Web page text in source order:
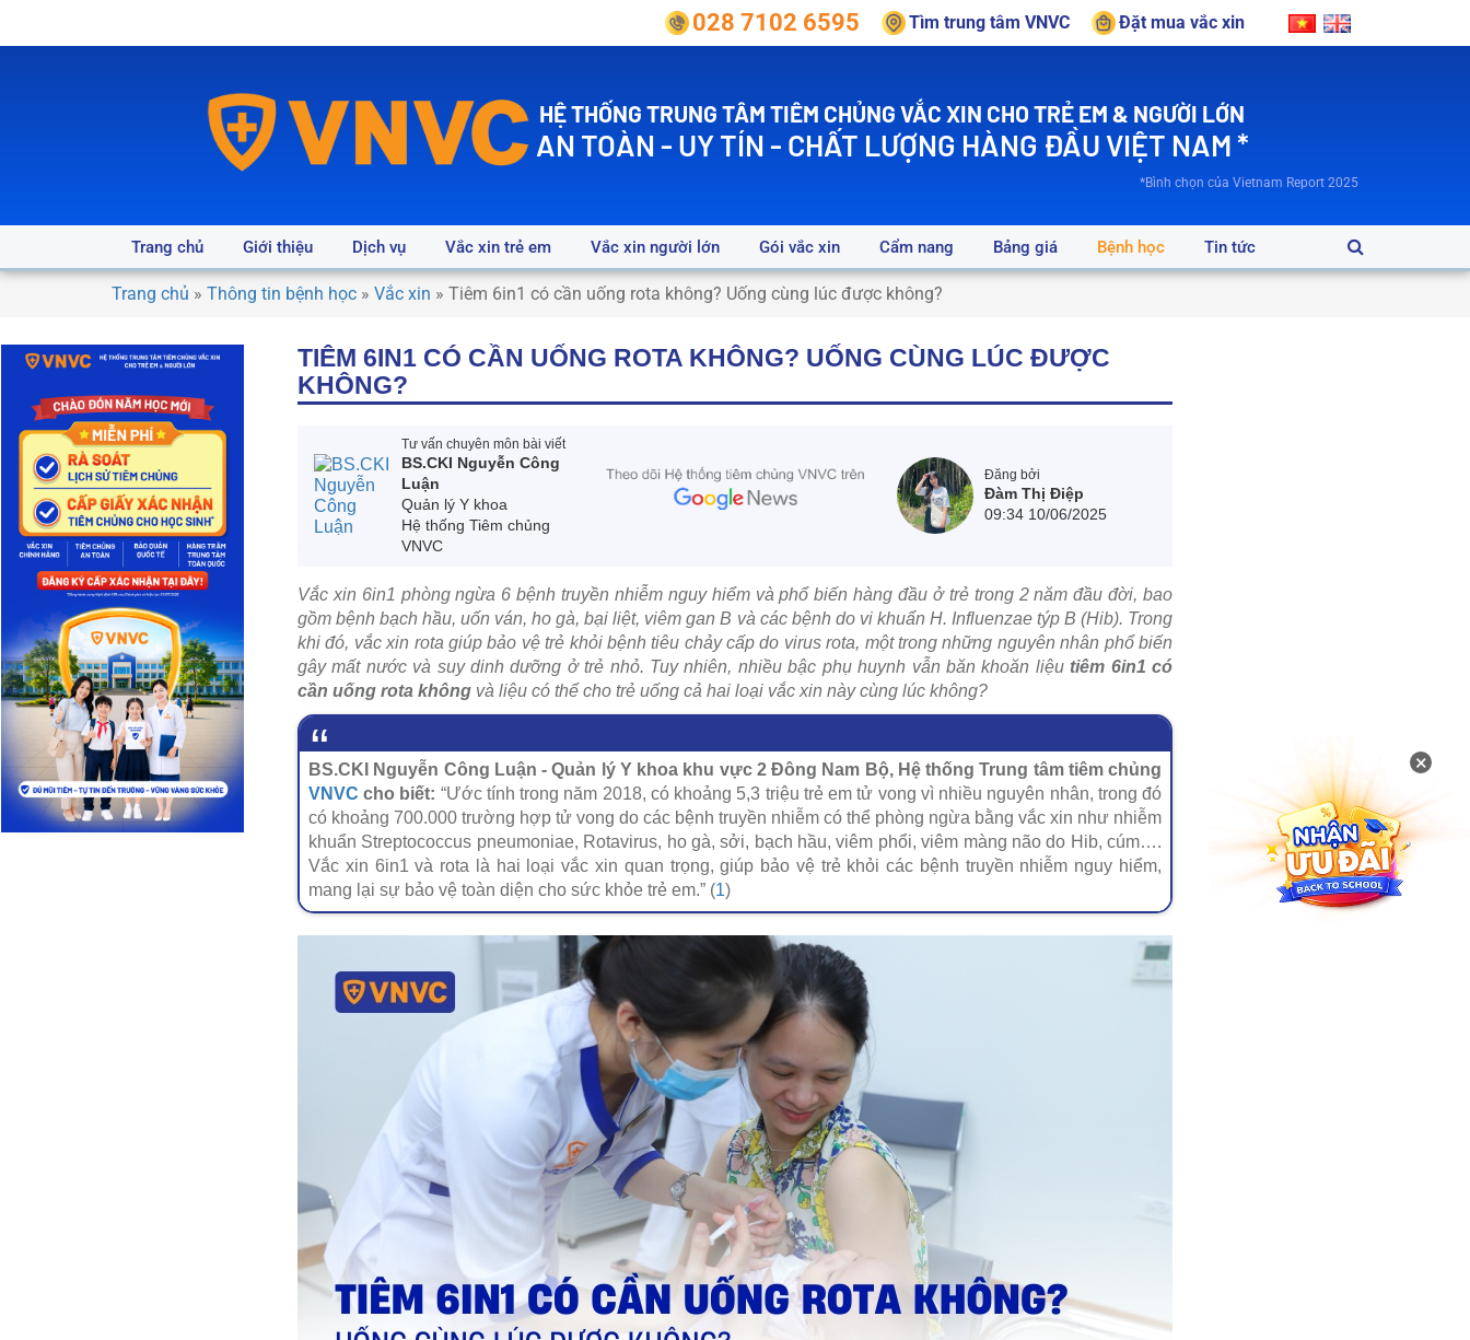
028 7102 6595 Tìm trung tâm VNVC Đặt mua vắc xin
HỆ THỐNG TRUNG TÂM TIÊM CHỦNG VẮC XIN CHO TRẺ EM & NGƯỜI LỚN
AN TOÀN - UY TÍN - CHẤT LƯỢNG HÀNG ĐẦU VIỆT NAM *
*Bình chọn của Vietnam Report 2025
Trang chủ Giới thiệu Dịch vụ Vắc xin trẻ em Vắc xin người lớn Gói vắc xin Cẩm nang Bảng giá Bệnh học Tin tức
Trang chủ » Thông tin bệnh học » Vắc xin » Tiêm 6in1 có cần uống rota không? Uống cùng lúc được không?
TIÊM 6IN1 CÓ CẦN UỐNG ROTA KHÔNG? UỐNG CÙNG LÚC ĐƯỢC
KHÔNG?
Tư vấn chuyên môn bài viết
BS.CKI Nguyễn Công
Luận
Quản lý Y khoa
Hệ thống Tiêm chủng
VNVC
Đăng bởi
Đàm Thị Điệp
09:34 10/06/2025
Vắc xin 6in1 phòng ngừa 6 bệnh truyền nhiễm nguy hiểm và phổ biến hàng đầu ở trẻ trong 2 năm đầu đời, bao
gồm bệnh bạch hầu, uốn ván, ho gà, bại liệt, viêm gan B và các bệnh do vi khuẩn H. Influenzae týp B (Hib). Trong
khi đó, vắc xin rota giúp bảo vệ trẻ khỏi bệnh tiêu chảy cấp do virus rota, một trong những nguyên nhân phổ biến
gây mất nước và suy dinh dưỡng ở trẻ nhỏ. Tuy nhiên, nhiều bậc phụ huynh vẫn băn khoăn liệu tiêm 6in1 có
cần uống rota không và liệu có thể cho trẻ uống cả hai loại vắc xin này cùng lúc không?
BS.CKI Nguyễn Công Luận - Quản lý Y khoa khu vực 2 Đông Nam Bộ, Hệ thống Trung tâm tiêm chủng
VNVC cho biết: “Ước tính trong năm 2018, có khoảng 5,3 triệu trẻ em tử vong vì nhiều nguyên nhân, trong đó
có khoảng 700.000 trường hợp tử vong do các bệnh truyền nhiễm có thể phòng ngừa bằng vắc xin như nhiễm
khuẩn Streptococcus pneumoniae, Rotavirus, ho gà, sởi, bạch hầu, viêm phổi, viêm màng não do Hib, cúm….
Vắc xin 6in1 và rota là hai loại vắc xin quan trọng, giúp bảo vệ trẻ khỏi các bệnh truyền nhiễm nguy hiểm,
mang lại sự bảo vệ toàn diện cho sức khỏe trẻ em.” (1)
×